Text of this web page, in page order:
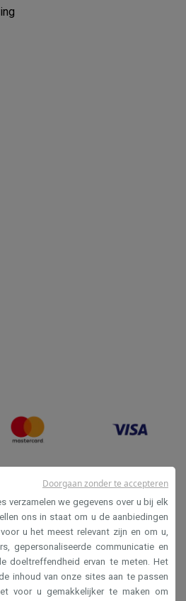
Privacy
Disclaimer
verzamelen we gegevens over u bij elk
ons in staat om u de aanbiedingen
u het meest relevant zijn en om u,
gepersonaliseerde communicatie en
doeltreffendheid ervan te meten. Het
inhoud van onze sites aan te passen
voor u gemakkelijker te maken om
Doorgaan zonder te accepteren